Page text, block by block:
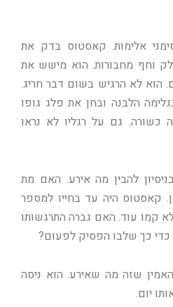
אלימות. קאסטוס בדק את
וחף מחבורות. הוא מישש את
הוא לא הרגיש בשום דבר חריג.
הלבנה ובחן את פלג גופו
כשורה. גם על רגליו לא נראו
להבין מה אירע. האם מת
קאסטוס היה עד בחייו למספר
קמו עוד. האם גברה התרגשותו
כך שלבו הפסיק לפעום?
שזה מה שאירע. הוא ניסה
יום.